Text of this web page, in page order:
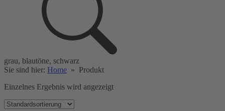
grau, blautöne, schwarz
Sie sind hier: Home » Produkt
Einzelnes Ergebnis wird angezeigt